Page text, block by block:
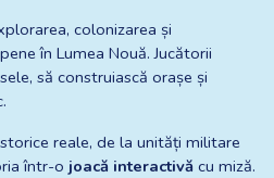
colonizarea și
în Lumea Nouă. Jucătorii
să construiască orașe și
reale, de la unități militare
într-o joacă interactivă cu miză.